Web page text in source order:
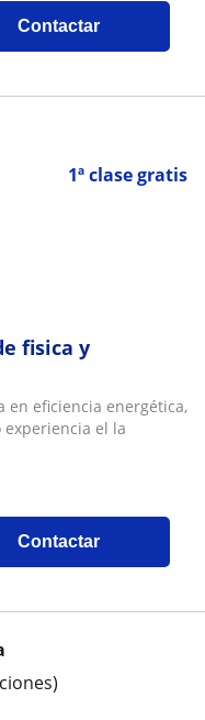
Contactar
1ª clase gratis
fisica y
en eficiencia energética,
el la
Contactar